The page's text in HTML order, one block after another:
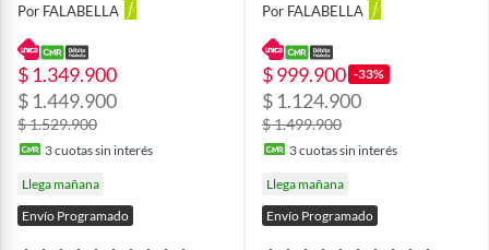
Por FALABELLA
$ 1.349.900
$ 1.449.900
$ 1.529.900
3cuotas sin interés
Llega mañana
Envío Programado
Por FALABELLA
$ 999.900 -33%
$ 1.124.900
$ 1.499.900
3cuotas sin interés
Llega mañana
Envío Programado